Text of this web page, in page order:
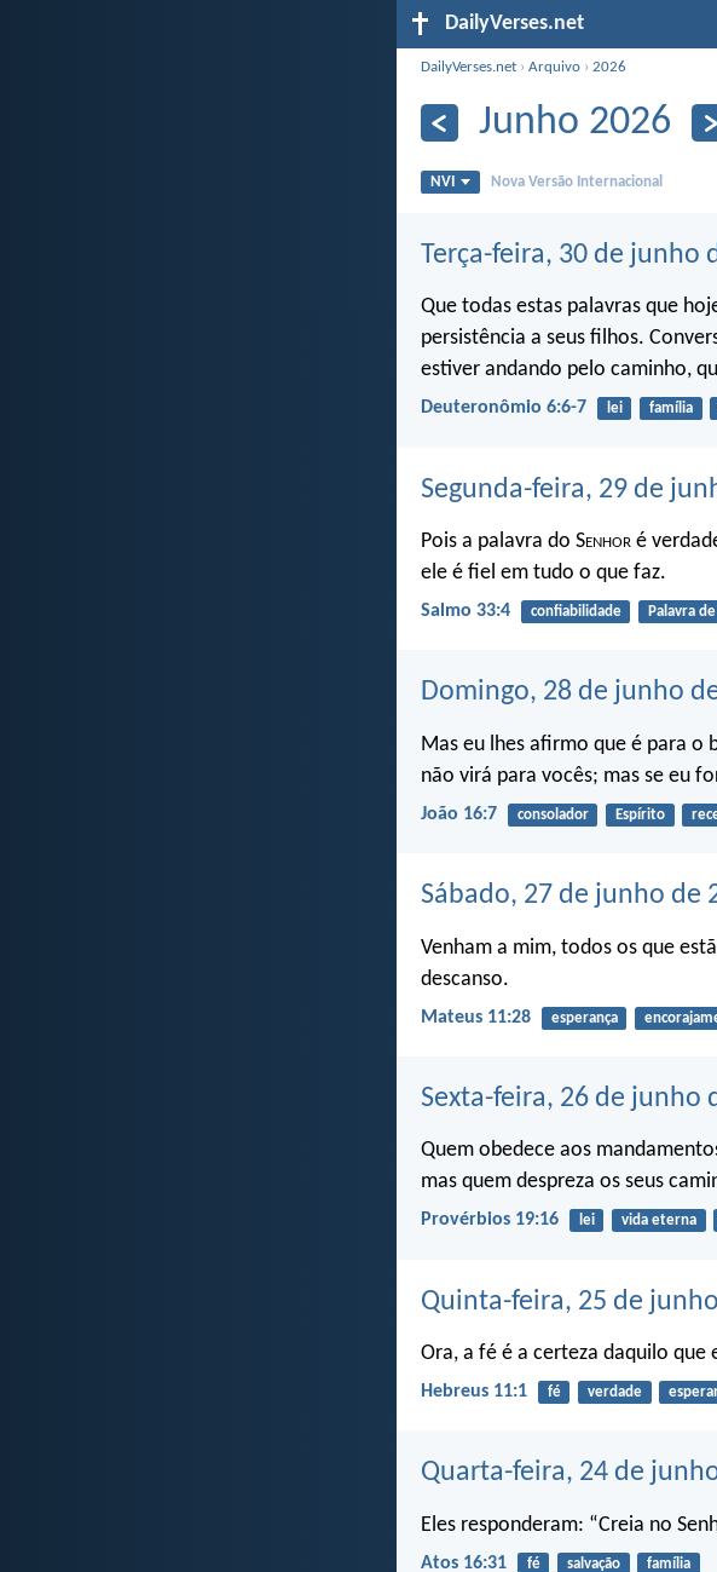
DailyVerses.net
DailyVerses.net ›Arquivo ›2026
Junho 2026
NVI Nova Versão Internacional
Terça-feira, 30 de junho
Que todas estas palavras que
persistência a seus filhos.
estiver andando pelo caminho,
Deuteronômio 6:6-7 lei família
Segunda-feira, 29 de
Pois a palavra do Senhor é
ele é fiel em tudo o que faz.
Salmo 33:4 confiabilidade Palavra
Domingo, 28 de junho
Mas eu lhes afirmo que é para o
não virá para vocês; mas se eu
João 16:7 consolador Espírito
Sábado, 27 de junho de
Venham a mim, todos os que
descanso.
Mateus 11:28 esperança
Sexta-feira, 26 de junho
Quem obedece aos
mas quem despreza os seus
Provérbios 19:16 lei vida eterna
Quinta-feira, 25 de
Ora, a fé é a certeza daquilo que
Hebreus 11:1 fé verdade
Quarta-feira, 24 de
Eles responderam: “Creia no
Atos 16:31 fé salvação família